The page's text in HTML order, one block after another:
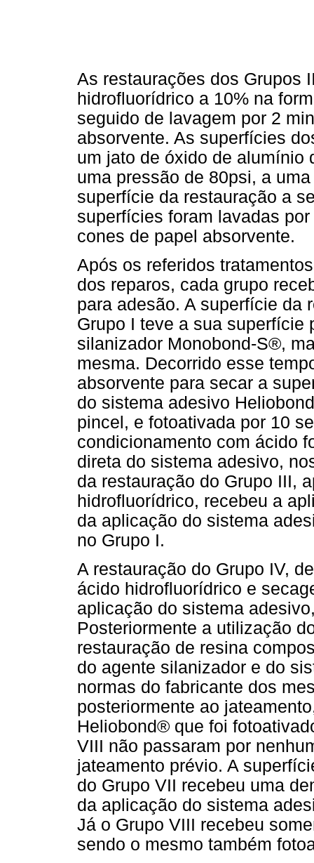
As restaurações dos Grupos
hidrofluorídrico a 10% na
seguido de lavagem por 2
absorvente. As superfícies
um jato de óxido de alumínio
uma pressão de 80psi, a
superfície da restauração a
superfícies foram lavadas
cones de papel absorvente.
Após os referidos
dos reparos, cada grupo
para adesão. A superfície da
Grupo I teve a sua superfície
silanizador Monobond-S®,
mesma. Decorrido esse
absorvente para secar a
do sistema adesivo
pincel, e fotoativada por 10
condicionamento com ácido
direta do sistema adesivo,
da restauração do Grupo III,
hidrofluorídrico, recebeu a
da aplicação do sistema
no Grupo I.
A restauração do Grupo IV,
ácido hidrofluorídrico e
aplicação do sistema
Posteriormente a utilização
restauração de resina
do agente silanizador e do
normas do fabricante dos
posteriormente ao
Heliobond® que foi
VIII não passaram por
jateamento prévio. A
do Grupo VII recebeu uma
da aplicação do sistema
Já o Grupo VIII recebeu
sendo o mesmo também